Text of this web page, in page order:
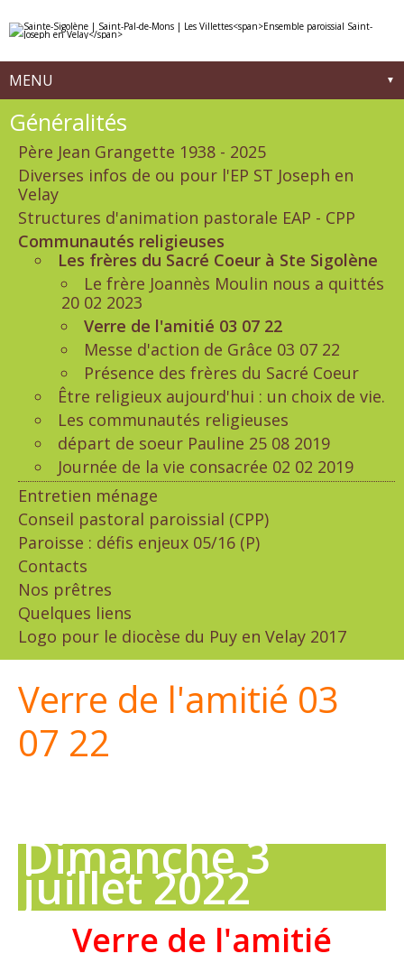
contenu.
la
MENU
Navigation
Généralités
Père Jean Grangette 1938 - 2025
Diverses infos de ou pour l'EP ST Joseph en
Velay
Structures d'animation pastorale EAP - CPP
Communautés religieuses
Les frères du Sacré Coeur à Ste Sigolène
Le frère Joannès Moulin nous a quittés
20 02 2023
Verre de l'amitié 03 07 22
Messe d'action de Grâce 03 07 22
Présence des frères du Sacré Coeur
Être religieux aujourd'hui : un choix de vie.
Les communautés religieuses
départ de soeur Pauline 25 08 2019
Journée de la vie consacrée 02 02 2019
Entretien ménage
Conseil pastoral paroissial (CPP)
Paroisse : défis enjeux 05/16 (P)
Contacts
Nos prêtres
Quelques liens
Logo pour le diocèse du Puy en Velay 2017
Verre de l'amitié 03
07 22
Dimanche 3
juillet 2022
Verre de l'amitié